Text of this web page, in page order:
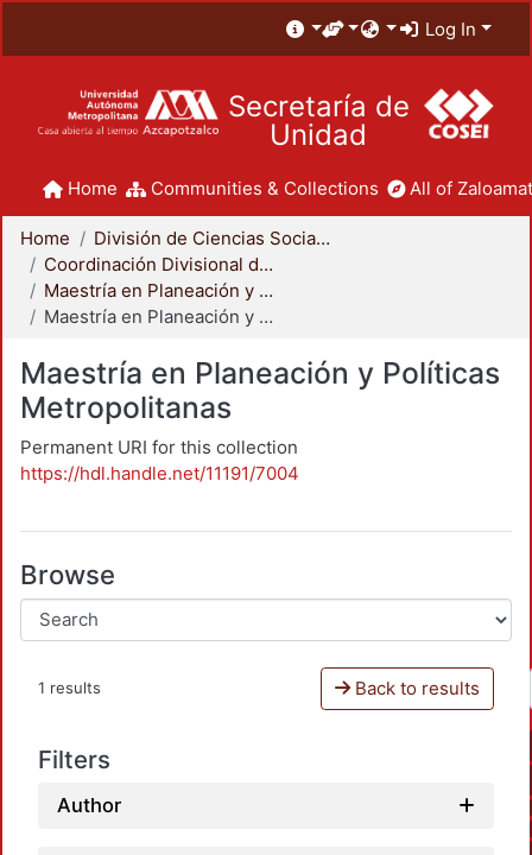
Log In
Secretaría de
Unidad
Home Communities & Collections All of
Home
División de Ciencias Sociales y Humanidades
Coordinación Divisional de Posgrado
Maestría en Planeación y Políticas Metropolitanas
Maestría en Planeación y Políticas Metropolitanas
Maestría en Planeación y Políticas
Metropolitanas
Permanent URI for this collection
https://hdl.handle.net/11191/7004
Browse
1 results Back to results
Filters
Author